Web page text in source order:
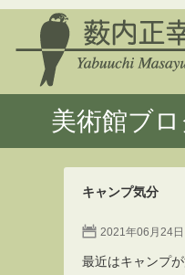
美術館ブ
キャンプ気分
2021年06月24日
最近はキャンプ